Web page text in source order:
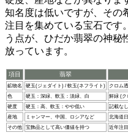
知名度は低いですが、その
注目を集めている宝石です
う点が、ひだか翡翠の神秘
放っています。
項目 翡翠
鉱物名 硬玉(ジェダイト) / 軟玉(ネフライト)
クロム
色
硬玉：深緑、軟玉：淡緑、白
鮮緑 (ク
硬度
硬玉：高、軟玉：やや低い
記載なし
産地
ミャンマー、中国、ロシアなど
北海道
その他
宝飾品として高い価値を持つ 近年注